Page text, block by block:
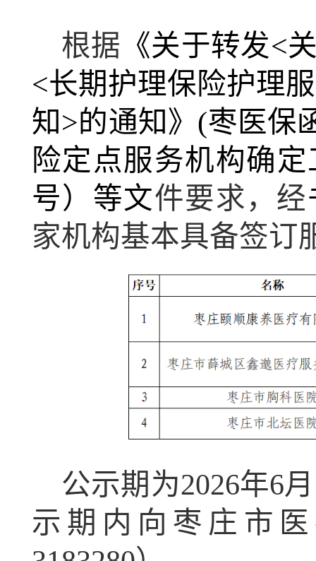
根据 《关于转发<
<长期护理保险护理
知>的通知》(枣医保
险定点服务机构确
号）等文件要求，经
家机构基本具备签订
公示期为2026年6
示期内向枣庄市